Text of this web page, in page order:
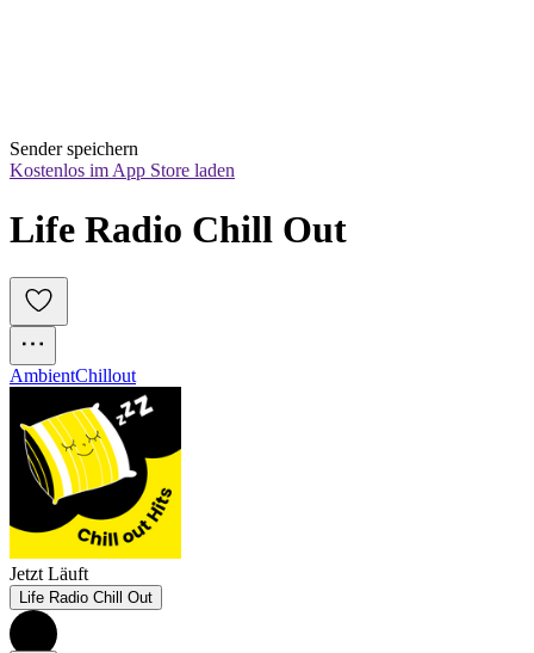
Sender speichern
Kostenlos im App Store laden
Life Radio Chill Out
AmbientChillout
Jetzt Läuft
Life Radio Chill Out